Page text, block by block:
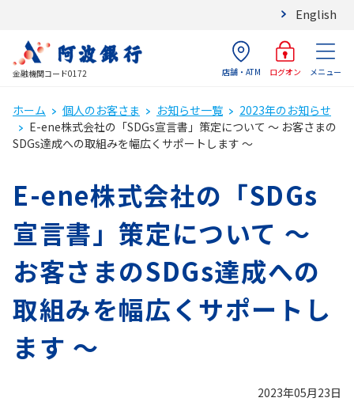
English
金融機関コード0172 店舗・ATM ログオン メニュー
ホーム 個人のお客さま お知らせ一覧
2023年のお知らせ
E-ene株式会社の「SDGs宣言書」策定について ～ お客さまの
SDGs達成への取組みを幅広くサポートします ～
E-ene株式会社の「SDGs
宣言書」策定について ～
お客さまのSDGs達成への
取組みを幅広くサポートし
ます ～
2023年05月23日